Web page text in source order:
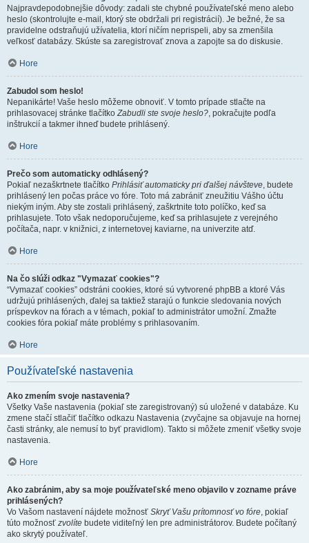
Najpravdepodobnejšie dôvody: zadali ste chybné používateľské meno alebo
heslo (skontrolujte e-mail, ktorý ste obdržali pri registrácií). Je bežné, že sa
pravidelne odstraňujú užívatelia, ktorí ničím neprispeli, aby sa zmenšila
veľkosť databázy. Skúste sa zaregistrovať znova a zapojte sa do diskusie.
Hore
Zabudol som heslo!
Nepanikárte! Vaše heslo môžeme obnoviť. V tomto prípade stlačte na
prihlasovacej stránke tlačítkoZabudli ste svoje heslo?, pokračujte podľa
inštrukcií a takmer ihneď budete prihlásený.
Hore
Prečo som automaticky odhlásený?
Pokiaľ nezaškrtnete tlačítko Prihlásiť automaticky pri ďalšej návšteve, budete
prihlásený len počas práce vo fóre. Toto má zabrániť zneužitiu Vášho účtu
niekým iným. Aby ste zostali prihlásený, zaškrtnite toto políčko, keď sa
prihlasujete. Toto však nedoporučujeme, keď sa prihlasujete z verejného
počítača, napr. v knižnici, z internetovej kaviarne, na univerzite atď.
Hore
Na čo slúži odkaz "Vymazať cookies"?
“Vymazať cookies” odstráni cookies, ktoré sú vytvorené phpBB a ktoré Vás
udržujú prihlásených, ďalej sa taktiež starajú o funkcie sledovania nových
príspevkov na fórach a v témach, pokiaľ to administrátor umožní. Zmažte
cookies fóra pokiaľ máte problémy s prihlasovaním.
Hore
Používateľské nastavenia
Ako zmením svoje nastavenia?
Všetky Vaše nastavenia (pokiaľ ste zaregistrovaný) sú uložené v databáze. Ku
zmene stačí stlačiť tlačítko odkazu Nastavenia (zvyčajne sa objavuje na hornej
časti stránky, ale nemusí to byť pravidlom). Takto si môžete zmeniť všetky svoje
nastavenia.
Hore
Ako zabránim, aby sa moje používateľské meno objavilo v zozname práve
prihlásených?
Vo Vašom nastavení nájdete možnosť Skryť Vašu prítomnosť vo fóre, pokiaľ
túto možnosť zvolíte budete viditeľný len pre administrátorov. Budete počítaný
ako skrytý používateľ.